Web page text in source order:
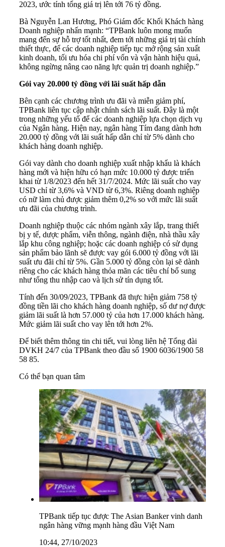
2023, ước tính tổng giá trị lên tới 76 tỷ đồng.
Bà Nguyễn Lan Hương, Phó Giám đốc Khối Khách hàng
Doanh nghiệp nhấn mạnh: “TPBank luôn mong muốn
mang đến sự hỗ trợ tốt nhất, đem tới những giá trị tài chính
thiết thực, để các doanh nghiệp tiếp tục mở rộng sản xuất
kinh doanh, tối ưu hóa chi phí vốn và vận hành hiệu quả,
không ngừng nâng cao năng lực quản trị doanh nghiệp.”
Gói vay 20.000 tỷ đồng với lãi suất hấp dẫn
Bên cạnh các chương trình ưu đãi và miễn giảm phí,
TPBank liên tục cập nhật chính sách lãi suất. Đây là một
trong những yếu tố để các doanh nghiệp lựa chọn dịch vụ
của Ngân hàng. Hiện nay, ngân hàng Tím đang dành hơn
20.000 tỷ đồng với lãi suất hấp dẫn chỉ từ 5% dành cho
khách hàng doanh nghiệp.
Gói vay dành cho doanh nghiệp xuất nhập khẩu là khách
hàng mới và hiện hữu có hạn mức 10.000 tỷ được triển
khai từ 1/8/2023 đến hết 31/7/2024. Mức lãi suất cho vay
USD chỉ từ 3,6% và VND từ 6,3%. Riêng doanh nghiệp
có nữ làm chủ được giảm thêm 0,2% so với mức lãi suất
ưu đãi của chương trình.
Doanh nghiệp thuộc các nhóm ngành xây lắp, trang thiết
bị y tế, dược phẩm, viễn thông, ngành điện, nhà thầu xây
lắp khu công nghiệp; hoặc các doanh nghiệp có sử dụng
sản phẩm bảo lãnh sẽ được vay gói 6.000 tỷ đồng với lãi
suất ưu đãi chỉ từ 5%. Gần 5.000 tỷ đồng còn lại sẽ dành
riêng cho các khách hàng thỏa mãn các tiêu chí bổ sung
như tổng thu nhập cao và lịch sử tín dụng tốt.
Tính đến 30/09/2023, TPBank đã thực hiện giảm 758 tỷ
đồng tiền lãi cho khách hàng doanh nghiệp, số dư nợ được
giảm lãi suất là hơn 57.000 tỷ của hơn 17.000 khách hàng.
Mức giảm lãi suất cho vay lên tới hơn 2%.
Để biết thêm thông tin chi tiết, vui lòng liên hệ Tổng đài
DVKH 24/7 của TPBank theo đầu số 1900 6036/1900 58
58 85.
Có thể bạn quan tâm
TPBank tiếp tục được The Asian Banker vinh danh
ngân hàng vững mạnh hàng đầu Việt Nam
10:44, 27/10/2023